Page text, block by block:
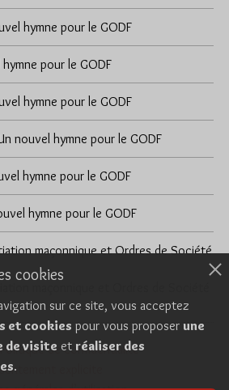
hymne pour le GODF
pour le GODF
hymne pour le GODF
nouvel hymne pour le GODF
hymne pour le GODF
hymne pour le GODF
maçonnique et Ordres de Société
Politique de confidentialité
explicite
cookies
sur ce site, vous acceptez
et cookies pour vous proposer une
de visite et réaliser des
.